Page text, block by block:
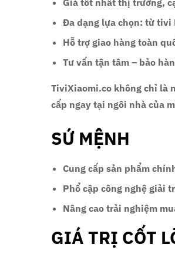
Giá tốt nhất thị trường,
Đa dạng lựa chọn: từ tivi
Hỗ trợ giao hàng toàn
Tư vấn tận tâm – bảo
TiviXiaomi.co không chỉ là
cấp ngay tại ngôi nhà của
SỨ MỆNH
Cung cấp sản phẩm
Phổ cập công nghệ giải
Nâng cao trải nghiệm
GIÁ TRỊ CỐT